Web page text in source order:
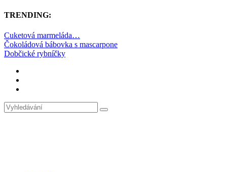
TRENDING:
Cuketová marmeláda…
Čokoládová bábovka s mascarpone
Dobčické rybníčky